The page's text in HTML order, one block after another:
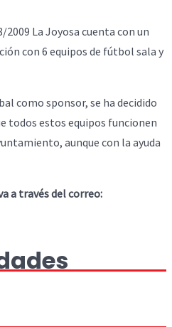
La Joyosa cuenta con un
con 6 equipos de fútbol sala y
como sponsor, se ha decidido
todos estos equipos funcionen
aunque con la ayuda
a través del correo: